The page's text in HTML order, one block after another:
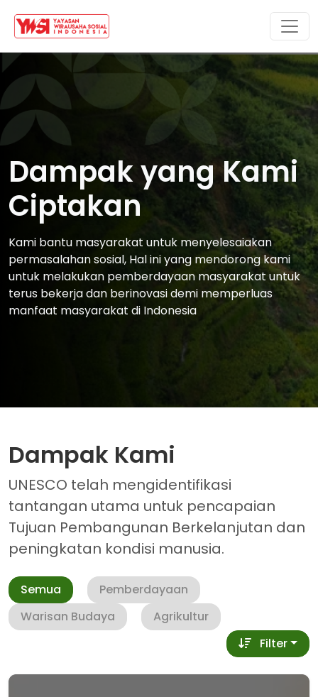
Dampak yang Kami
Ciptakan
Kami bantu masyarakat untuk menyelesaiakan
permasalahan sosial, Hal ini yang mendorong kami
untuk melakukan pemberdayaan masyarakat untuk
terus bekerja dan berinovasi demi memperluas
manfaat masyarakat di Indonesia
Dampak Kami
UNESCO telah mengidentifikasi
tantangan utama untuk pencapaian
Tujuan Pembangunan Berkelanjutan dan
peningkatan kondisi manusia.
Semua
Pemberdayaan
Warisan Budaya
Agrikultur
Filter